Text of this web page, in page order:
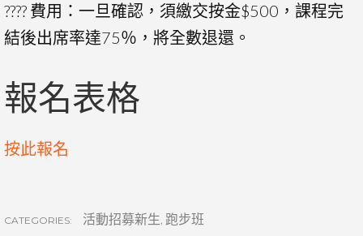
???? 費用：一旦確認，須繳交按金$500，課程完
結後出席率達75％，將全數退還。
報名表格
按此報名
CATEGORIES: 活動招募新生, 跑步班